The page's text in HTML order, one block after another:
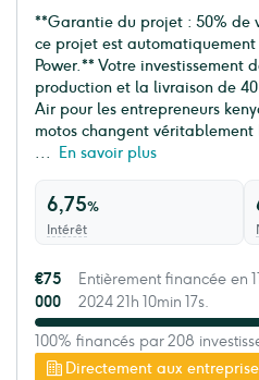
**Garantie du projet : 50% de
ce projet est
Power.** Votre investissement
production et la livraison de
Air pour les entrepreneurs
motos changent
...
En savoir plus
6,75%
Intérêt
Directement aux
€75
000
Entièrement financée en
2024 21h 10min 17s.
100% financés par 208